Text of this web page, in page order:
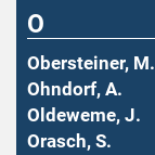
O
Obersteiner, M.
Ohndorf, A.
Oldeweme, J.
Orasch, S.